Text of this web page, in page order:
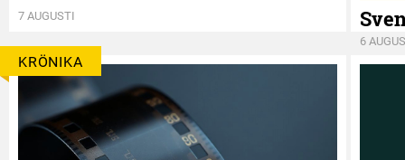
7 AUGUSTI
6
KRÖNIKA